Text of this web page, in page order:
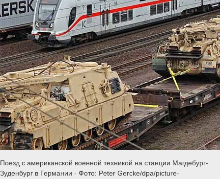
Поезд с американской военной техникой на станции Магдебург-
Зуденбург в Германии - Фото: Peter Gercke/dpa/picture-